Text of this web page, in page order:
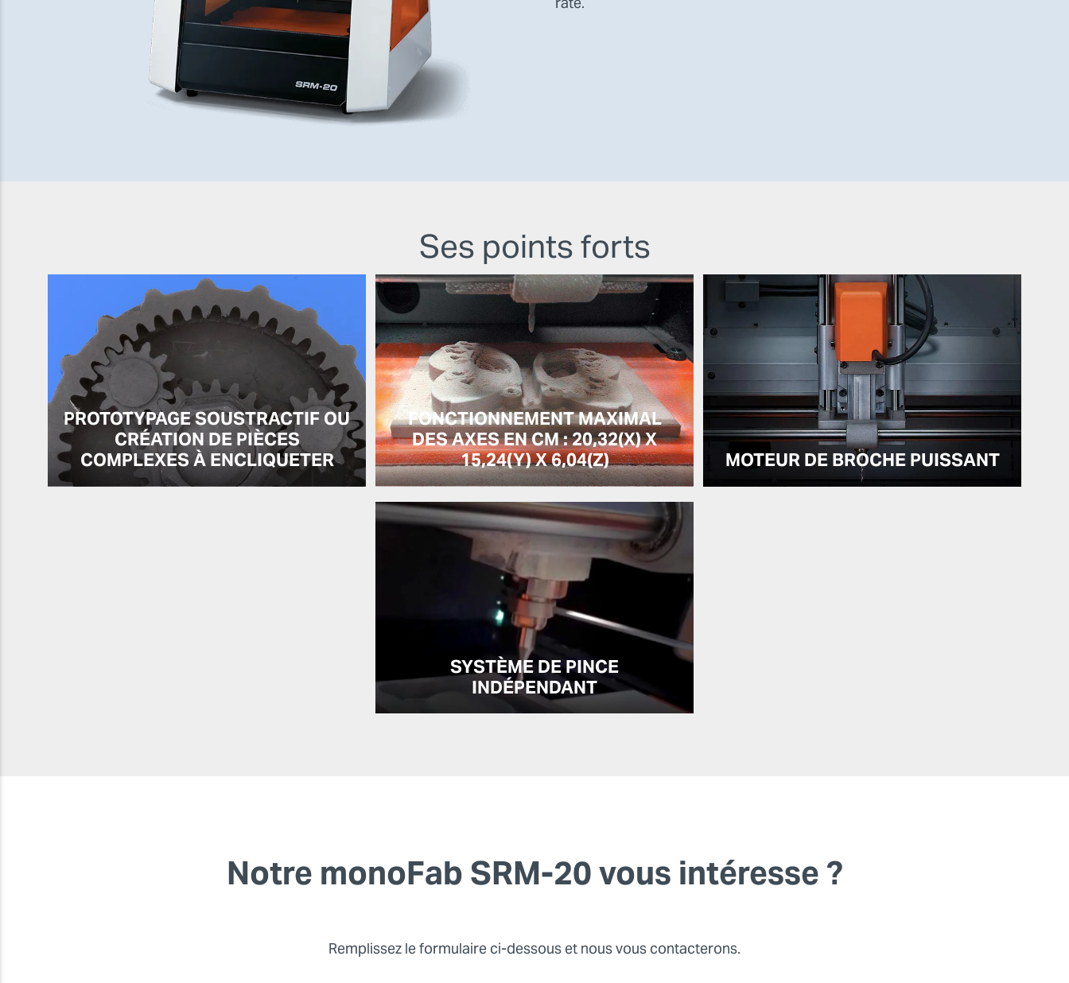
Ses points forts
PROTOTYPAGE SOUSTRACTIF OU
CRÉATION DE PIÈCES
COMPLEXES À ENCLIQUETER
FONCTIONNEMENT MAXIMAL
DES AXES EN CM : 20,32(X) X
15,24(Y) X 6,04(Z)
MOTEUR DE BROCHE PUISSANT
SYSTÈME DE PINCE
INDÉPENDANT
Notre monoFab SRM-20 vous intéresse ?
Remplissez le formulaire ci-dessous et nous vous contacterons.